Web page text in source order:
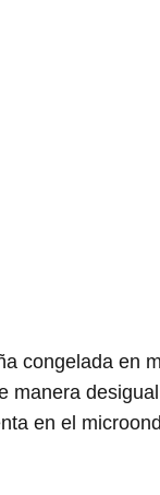
congelada en
manera
en el